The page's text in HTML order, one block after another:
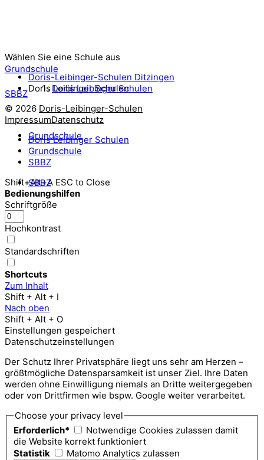
Doris Leibinger Schulen
Grundschule
SBBZ
Grundschule
SBBZ
Wählen Sie eine Schule aus
Doris-Leibinger-Schulen Ditzingen
Doris Leibinger Schulen
© 2026 Doris-Leibinger-Schulen
ImpressumDatenschutz
Doris Leibinger Schulen
Grundschule
SBBZ
Shift+Alt+A ESC to Close
Bedienungshilfen
Schriftgröße
Hochkontrast
Standardschriften
Shortcuts
Zum Inhalt
Shift + Alt + I
Nach oben
Shift + Alt + O
Einstellungen gespeichert
Datenschutzeinstellungen
Der Schutz Ihrer Privatsphäre liegt uns sehr am Herzen –
größtmögliche Datensparsamkeit ist unser Ziel. Ihre Daten
werden ohne Einwilligung niemals an Dritte weitergegeben
oder von Drittfirmen wie bspw. Google weiter verarbeitet.
Choose your privacy level
Erforderlich*
Notwendige Cookies zulassen damit
die Website korrekt funktioniert
Statistik
Matomo Analytics zulassen